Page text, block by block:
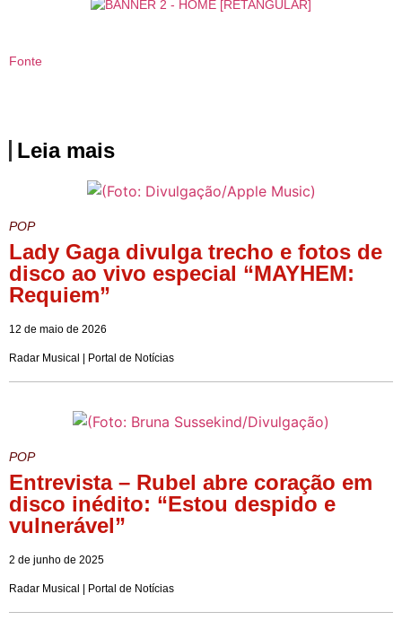
Fonte
Leia mais
POP
Lady Gaga divulga trecho e fotos de
disco ao vivo especial “MAYHEM:
Requiem”
12 de maio de 2026
Radar Musical | Portal de Notícias
POP
Entrevista – Rubel abre coração em
disco inédito: “Estou despido e
vulnerável”
2 de junho de 2025
Radar Musical | Portal de Notícias